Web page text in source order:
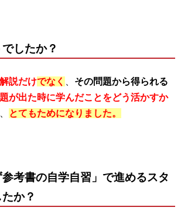
したか？
説だけでなく
その問題から得られる
が出た時に学んだことをどう活かすか
とてもためになりました。
参考書の自学自習」で進めるスタ
か？